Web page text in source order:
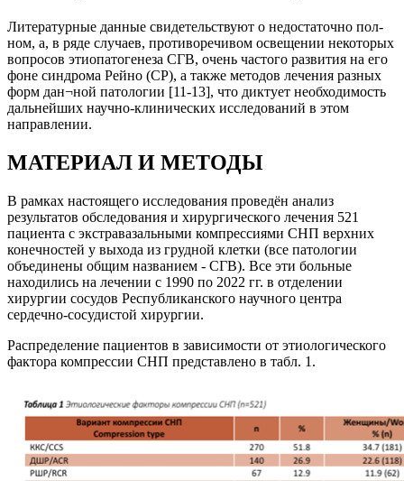
Литературные данные свидетельствуют о недостаточно пол-
ном, а, в ряде случаев, противоречивом освещении некоторых
вопросов этиопатогенеза СГВ, очень частого развития на его
фоне синдрома Рейно (СР), а также методов лечения разных
форм дан¬ной патологии [11-13], что диктует необходимость
дальнейших научно-клинических исследований в этом
направлении.
МАТЕРИАЛ И МЕТОДЫ
В рамках настоящего исследования проведён анализ
результатов обследования и хирургического лечения 521
пациента с экстравазальными компрессиями СНП верхних
конечностей у выхода из грудной клетки (все патологии
объединены общим названием - СГВ). Все эти больные
находились на лечении с 1990 по 2022 гг. в отделении
хирургии сосудов Республиканского научного центра
сердечно-сосудистой хирургии.
Распределение пациентов в зависимости от этиологического
фактора компрессии СНП представлено в табл. 1.